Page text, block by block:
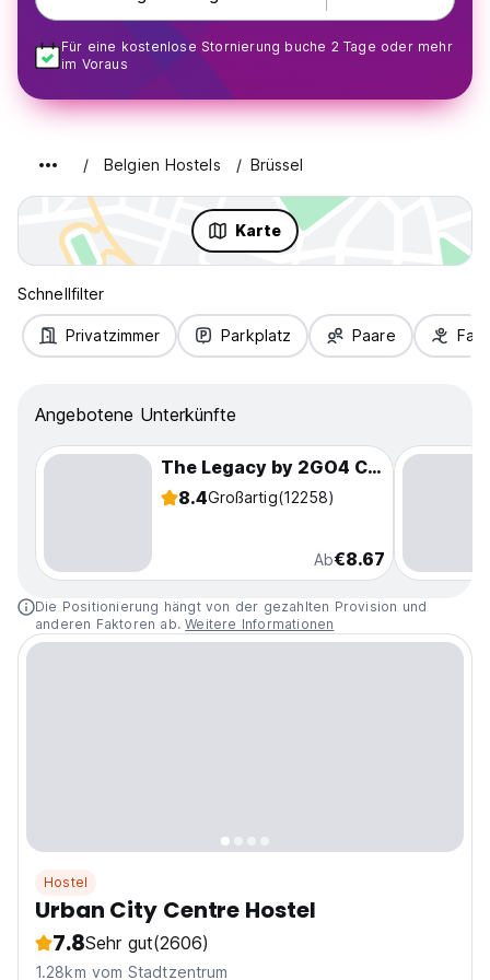
Für eine kostenlose Stornierung buche 2 Tage oder mehr
im Voraus
Belgien Hostels Brüssel
Karte
Schnellfilter
Privatzimmer Parkplatz Paare
Angebotene Unterkünfte
The Legacy by 2GO4 City Center
8.4Großartig(12258)
Ab€8.67
Die Positionierung hängt von der gezahlten Provision und
anderen Faktoren ab.Weitere Informationen
Hostel
Urban City Centre Hostel
7.8Sehr gut(2606)
1.28km vom Stadtzentrum